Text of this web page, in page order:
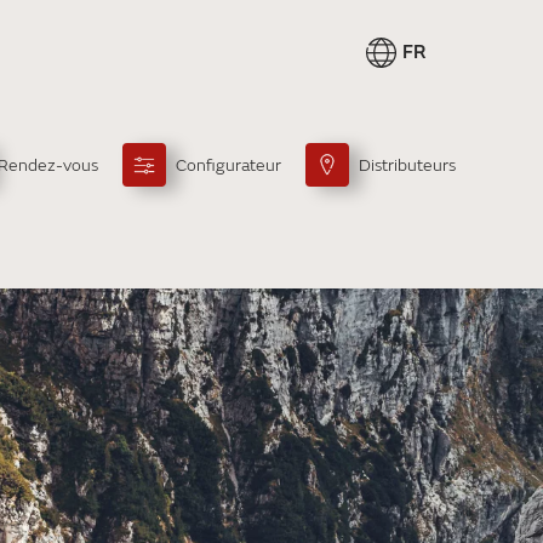
FR
vous Configurateur Distributeurs